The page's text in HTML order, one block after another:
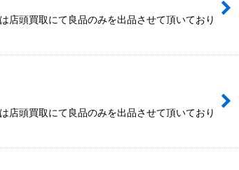
店頭買取にて良品のみを出品させて頂いており
店頭買取にて良品のみを出品させて頂いており